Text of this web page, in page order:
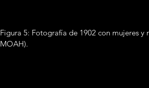
Figura 5: Fotografía de 1902 con mujeres
MOAH).